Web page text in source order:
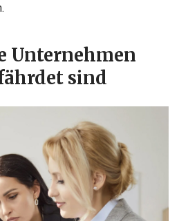
Unternehmen
sind